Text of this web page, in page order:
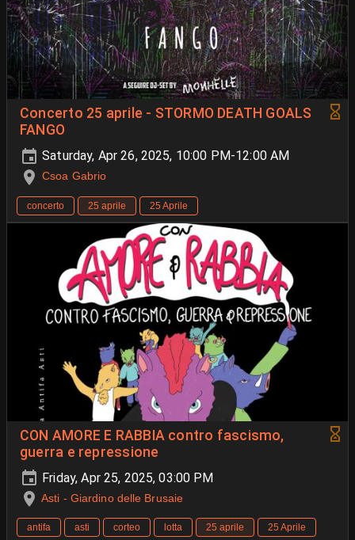
Concerto 25 aprile - STORMO DEATH GOALS
FANGO
Saturday, Apr 26, 2025, 10:00 PM-12:00 AM
Csoa Gabrio
concerto 25 aprile 25 Aprile
CON AMORE E RABBIA contro fascismo,
guerra e repressione
Friday, Apr 25, 2025, 03:00 PM
Asti - Giardino delle Brusaie
antifa asti corteo lotta 25 aprile 25 Aprile